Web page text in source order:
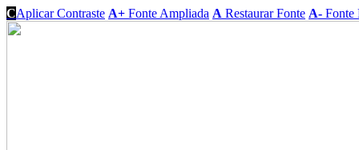
CAplicar Contraste A+ Fonte Ampliada A Restaurar Fonte A- Fonte